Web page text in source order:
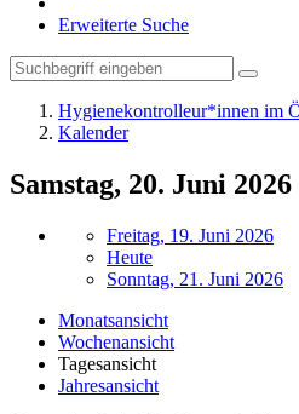
Erweiterte Suche
Hygienekontrolleur*innen im
Kalender
Samstag, 20. Juni 2026
Freitag, 19. Juni 2026
Heute
Sonntag, 21. Juni 2026
Monatsansicht
Wochenansicht
Tagesansicht
Jahresansicht